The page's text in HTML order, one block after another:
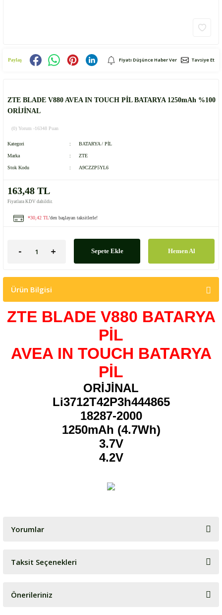
Paylaş Fiyatı Düşünce Haber Ver Tavsiye Et
ZTE BLADE V880 AVEA IN TOUCH PİL BATARYA 1250mAh %100
ORİJİNAL
(0) Yorum -16348 Puan
Kategori BATARYA / PİL
Marka ZTE
Stok Kodu A9CZZP5YL6
163,48 TL
Fiyatlara KDV dahildir.
*30,42 TL'den başlayan taksitlerle!
Sepete Ekle Hemen Al
Ürün Bilgisi
ZTE BLADE V880 BATARYA
PİL
AVEA IN TOUCH BATARYA
PİL
ORİJİNAL
Li3712T42P3h444865
18287-2000
1250mAh (4.7Wh)
3.7V
4.2V
Yorumlar
Bu ürüne ilk yorumu siz yapın!
Taksit Seçenekleri
Önerileriniz